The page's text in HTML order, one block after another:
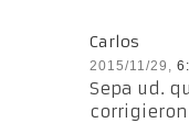
Carlos
2015/11/29,
Sepa ud.